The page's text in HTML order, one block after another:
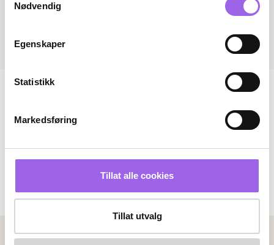
Nødvendig
Egenskaper
Statistikk
Markedsføring
Tillat alle cookies
Tillat utvalg
Betalingsmetoder